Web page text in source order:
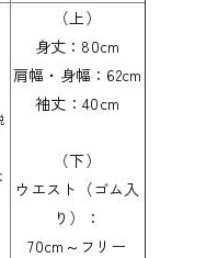
（上）
身丈：80cm
肩幅・身幅：62cm
袖丈：40cm
（下）
ウエスト（ゴム入
り）：
70cm～フリー